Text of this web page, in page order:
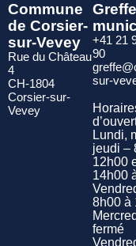
Commune
de Corsier-
sur-Vevey
Rue du Château
4
CH-1804
Corsier-sur-
Vevey
Greffe
+41 21
90
sur-
Lundi,
jeudi –
12h00
14h00
8h00 à
fermé